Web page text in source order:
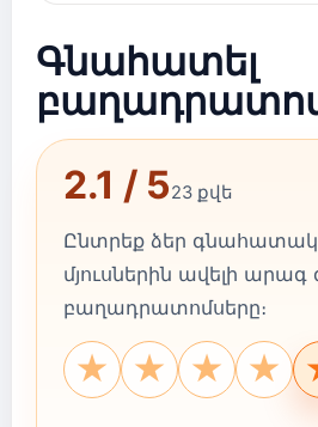
Գնահատել
2.1 / 523 քվե
Ընտրեք ձեր
մյուսներին ավելի արագ
բաղադրատոմսերը։
★
★
★
★